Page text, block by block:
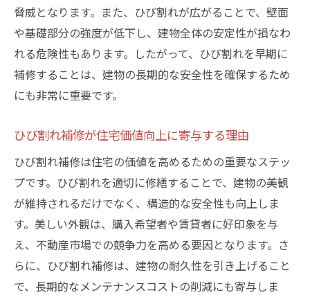
自然災害に備えた事前準備とその効果
地域特性を考慮した武蔵野市でのひび割れ対策
ガイド
武蔵野市特有の建築スタイルとその対策法
地元の施工業者が推奨するひび割れ対策
地域コミュニティと連携したひび割れ防止
活動
市の補助金制度を活用した補修方法
環境に配慮した持続可能な補修法の探求
地域の気候変動に対応した新しい補修技術
ひび割れ補修で安心安全な住環境を実現する方
法
ひび割れ修繕がもたらす生活の変化
脅威となります。また、ひび割れが広がることで、壁面
や基礎部分の強度が低下し、建物全体の安定性が損なわ
れる危険性もあります。したがって、ひび割れを早期に
補修することは、建物の長期的な安全性を確保するため
にも非常に重要です。
ひび割れ補修が住宅価値向上に寄与する理由
ひび割れ補修は住宅の価値を高めるための重要なステッ
プです。ひび割れを適切に修繕することで、建物の美観
が維持されるだけでなく、構造的な安全性も向上しま
す。美しい外観は、購入希望者や賃貸者に好印象を与
え、不動産市場での競争力を高める要因となります。さ
らに、ひび割れ補修は、建物の耐久性を引き上げること
で、長期的なメンテナンスコストの削減にも寄与しま